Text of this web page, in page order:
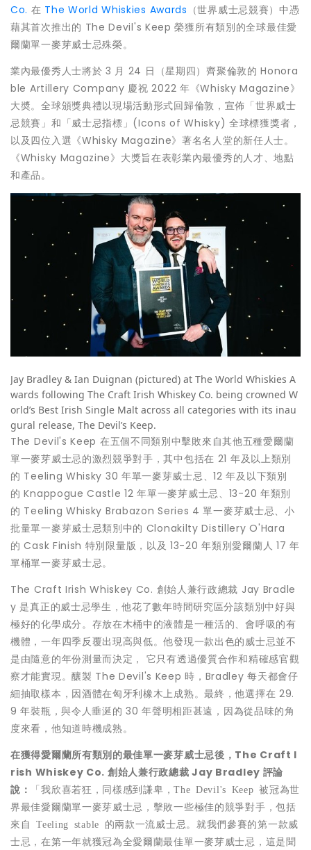
Co. 在 The World Whiskies Awards （世界威士忌競賽）中憑
藉其首次推出的 The Devil's Keep 榮獲所有類別的全球最佳愛
爾蘭單一麥芽威士忌殊榮。
業內最優秀人士將於 3 月 24 日（星期四）齊聚倫敦的 Honora
ble Artillery Company 慶祝 2022 年《Whisky Magazine》
大奬。全球頒獎典禮以現場活動形式回歸倫敦，宣佈「世界威士
忌競賽」和「威士忌指標」(Icons of Whisky) 全球標獲獎者，
以及四位入選《Whisky Magazine》著名名人堂的新任人士。
《Whisky Magazine》大獎旨在表彰業內最優秀的人才、地點
和產品。
Jay Bradley & Ian Duignan (pictured) at The World Whiskies A
wards following The Craft Irish Whiskey Co. being crowned W
orld’s Best Irish Single Malt across all categories with its inau
gural release, The Devil’s Keep.
The Devil's Keep 在五個不同類別中擊敗來自其他五種愛爾蘭
單一麥芽威士忌的激烈競爭對手，其中包括在 21 年及以上類別
的 Teeling Whisky 30 年單一麥芽威士忌、12 年及以下類別
的 Knappogue Castle 12 年單一麥芽威士忌、13-20 年類別
的 Teeling Whisky Brabazon Series 4 單一麥芽威士忌、小
批量單一麥芽威士忌類別中的 Clonakilty Distillery O'Hara
的 Cask Finish 特別限量版，以及 13-20 年類別愛爾蘭人 17 年
單桶單一麥芽威士忌。
The Craft Irish Whiskey Co. 創始人兼行政總裁 Jay Bradle
y 是真正的威士忌學生，他花了數年時間研究區分該類別中好與
極好的化學成分。存放在木桶中的液體是一種活的、會呼吸的有
機體，一年四季反覆出現高與低。他發現一款出色的威士忌並不
是由隨意的年份測量而決定， 它只有透過優質合作和精確感官觀
察才能實現。釀製 The Devil's Keep 時，Bradley 每天都會仔
細抽取樣本，因酒體在匈牙利橡木上成熟。最終，他選擇在 29.
9 年裝瓶，與令人垂涎的 30 年聲明相距甚遠，因為從品味的角
度來看，他知道時機成熟。
在獲得愛爾蘭所有類別的最佳單一麥芽威士忌後， The Craft I
rish Whiskey Co. 創始人兼行政總裁 Jay Bradley 評論
說：
「我欣喜若狂，同樣感到謙卑，The Devil's Keep被冠為世
界最佳愛爾蘭單一麥芽威士忌，擊敗一些極佳的競爭對手，包括
來自
Teeling stable 的兩款一流威士忌。就我們參賽的第一款威
士忌，在第一年就獲冠為全愛爾蘭最佳單一麥芽威士忌，這是聞